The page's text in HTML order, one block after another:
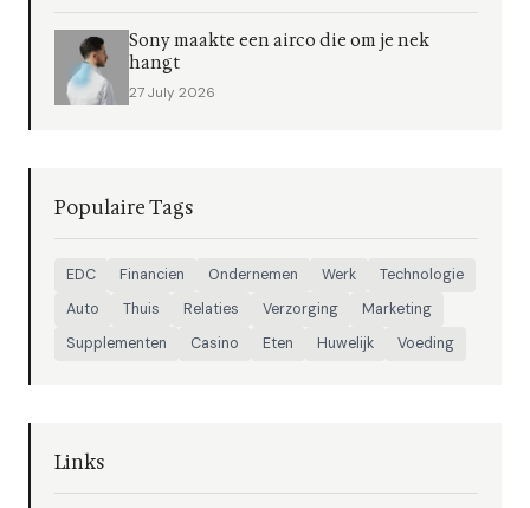
Sony maakte een airco die om je nek
hangt
27 July 2026
Populaire Tags
EDC Financien Ondernemen Werk
Technologie
Auto
Thuis Relaties Verzorging
Marketing
Supplementen
Casino Eten Huwelijk Voeding
Links